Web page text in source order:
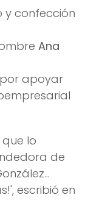
y confección
Ana
apoyar
lo
de
escribió en